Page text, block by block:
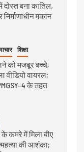
बना कातिल,
मकान
शिक्षा
को मजबूर बच्चे,
वीडियो वायरल;
4 के तहत
कमरे में मिला बीए
की आशंका;